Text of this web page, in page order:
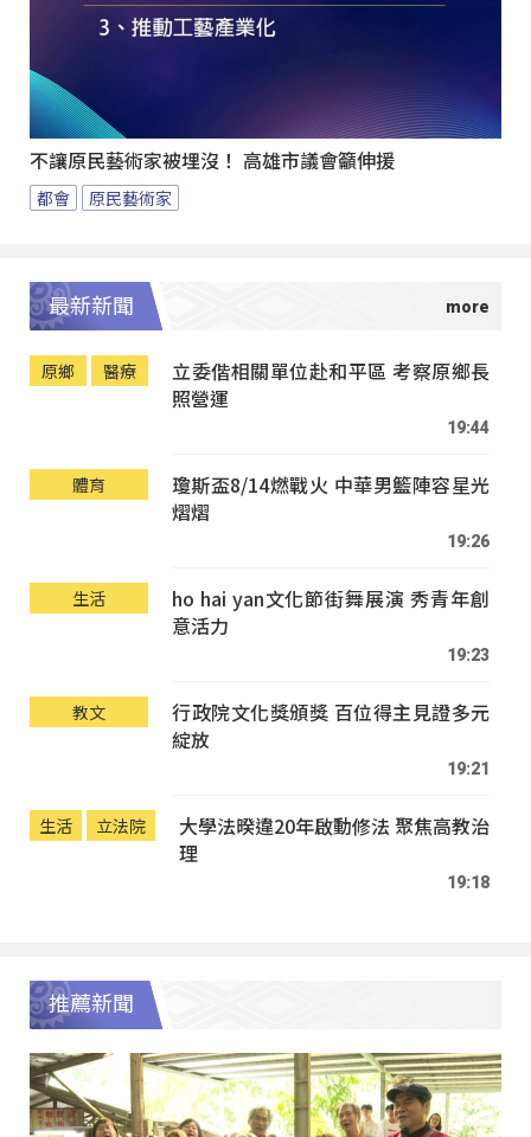
不讓原民藝術家被埋沒！ 高雄市議會籲伸援
都會 原民藝術家
最新新聞
原鄉 醫療
立委偕相關單位赴和平區 考察原鄉長
照營運
19:44
體育
瓊斯盃8/14燃戰火 中華男籃陣容星光
熠熠
19:26
生活
ho hai yan文化節街舞展演 秀青年創
意活力
19:23
教文
行政院文化獎頒獎 百位得主見證多元
綻放
19:21
生活 立法院
大學法暌違20年啟動修法 聚焦高教治
理
19:18
推薦新聞